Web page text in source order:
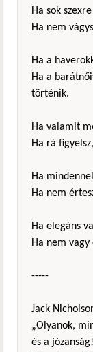
Ha sok
Ha nem
Ha a
Ha a
történik.
Ha valamit
Ha rá
Ha
Ha nem
Ha elegáns
Ha nem
-----
Jack
„Olyanok,
és a